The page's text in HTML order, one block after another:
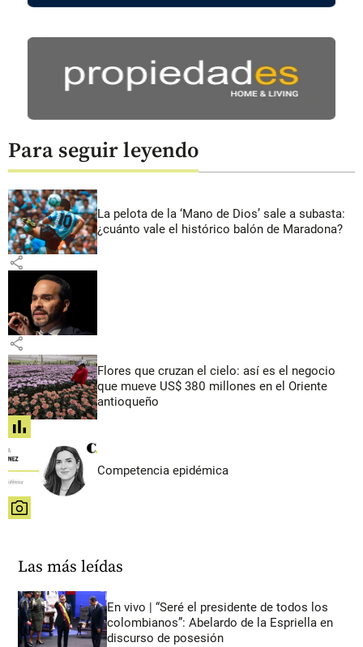
Para seguir leyendo
La pelota de la ‘Mano de Dios’ sale a subasta:
¿cuánto vale el histórico balón de Maradona?
share
share
Flores que cruzan el cielo: así es el negocio
que mueve US$ 380 millones en el Oriente
antioqueño
share
Competencia epidémica
share
Las más leídas
En vivo | “Seré el presidente de todos los
colombianos”: Abelardo de la Espriella en
discurso de posesión